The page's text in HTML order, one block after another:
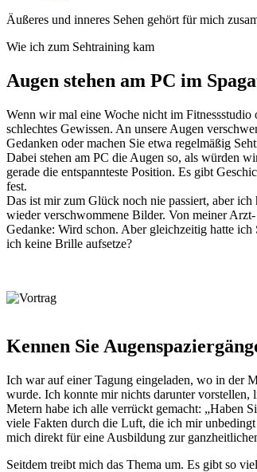
Äußeres und inneres Sehen gehört für mich
Wie ich zum Sehtraining kam
Augen stehen am PC im
Wenn wir mal eine Woche nicht im
schlechtes Gewissen. An unsere Augen
Gedanken oder machen Sie etwa regelmäßig
Dabei stehen am PC die Augen so, als würden
gerade die entspannteste Position. Es gibt
fest.
Das ist mir zum Glück noch nie passiert, aber
wieder verschwommene Bilder. Von meiner
Gedanke: Wird schon. Aber gleichzeitig hatte
ich keine Brille aufsetze?
Kennen Sie
Ich war auf einer Tagung eingeladen, wo in der
wurde. Ich konnte mir nichts darunter vorstellen,
Metern habe ich alle verrückt gemacht: „Haben
viele Fakten durch die Luft, die ich mir
mich direkt für eine Ausbildung zur
Seitdem treibt mich das Thema um. Es gibt so